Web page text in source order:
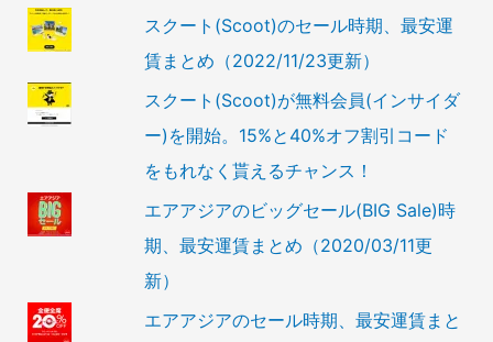
スクート(Scoot)のセール時期、最安運
賃まとめ（2022/11/23更新）
スクート(Scoot)が無料会員(インサイダ
ー)を開始。15%と40%オフ割引コード
をもれなく貰えるチャンス！
エアアジアのビッグセール(BIG Sale)時
期、最安運賃まとめ（2020/03/11更
新）
エアアジアのセール時期、最安運賃まと